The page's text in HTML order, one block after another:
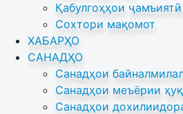
Қабулгоҳҳои ҷамъиятӣ
Сохтори мақомот
ХАБАРҲО
САНАДҲО
Санадҳои
Санадҳои меъёрии
Санадҳои